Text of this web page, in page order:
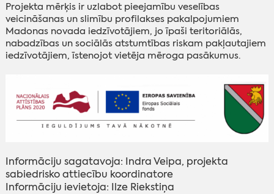
Projekta mērķis ir uzlabot pieejamību veselības
veicināšanas un slimību profilakses pakalpojumiem
Madonas novada iedzīvotājiem, jo īpaši teritoriālās,
nabadzības un sociālās atstumtības riskam pakļautajiem
iedzīvotājiem, īstenojot vietēja mēroga pasākumus.
Informāciju sagatavoja: Indra Veipa, projekta
sabiedrisko attiecību koordinatore
Informāciju ievietoja: Ilze Riekstiņa